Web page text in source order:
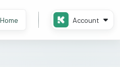
Home Account